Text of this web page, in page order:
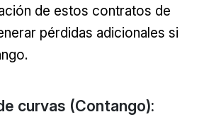
de estos contratos de
pérdidas adicionales si
curvas (Contango):